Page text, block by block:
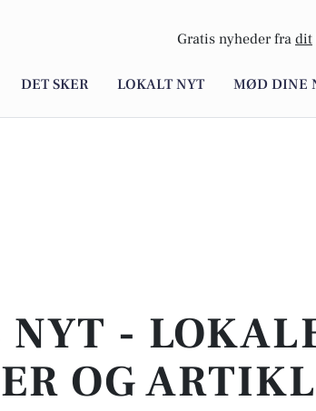
Gratis nyheder fra dit
DET SKER LOKALT NYT MØD DINE
NYT -
OG